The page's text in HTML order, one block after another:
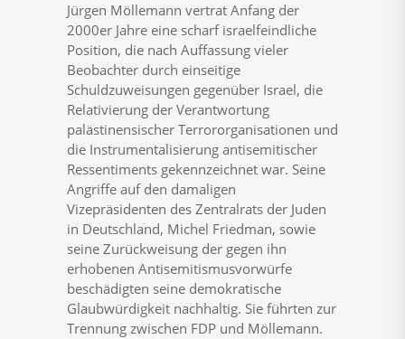
Jürgen Möllemann vertrat Anfang der
2000er Jahre eine scharf israelfeindliche
Position, die nach Auffassung vieler
Beobachter durch einseitige
Schuldzuweisungen gegenüber Israel, die
Relativierung der Verantwortung
palästinensischer Terrororganisationen und
die Instrumentalisierung antisemitischer
Ressentiments gekennzeichnet war. Seine
Angriffe auf den damaligen
Vizepräsidenten des Zentralrats der Juden
in Deutschland, Michel Friedman, sowie
seine Zurückweisung der gegen ihn
erhobenen Antisemitismusvorwürfe
beschädigten seine demokratische
Glaubwürdigkeit nachhaltig. Sie führten zur
Trennung zwischen FDP und Möllemann.